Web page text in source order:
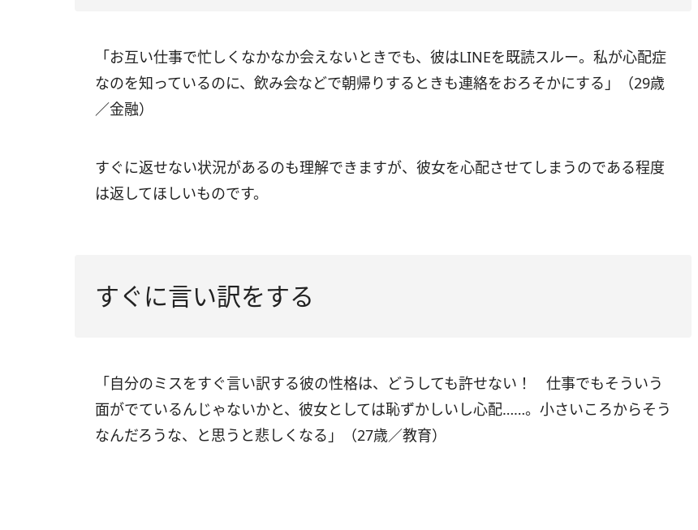
「お互い仕事で忙しくなかなか会えないときでも、彼はLINEを既読スルー。私が心配症
なのを知っているのに、飲み会などで朝帰りするときも連絡をおろそかにする」（29歳
／金融）
すぐに返せない状況があるのも理解できますが、彼女を心配させてしまうのである程度
は返してほしいものです。
すぐに言い訳をする
「自分のミスをすぐ言い訳する彼の性格は、どうしても許せない！ 仕事でもそういう
面がでているんじゃないかと、彼女としては恥ずかしいし心配……。小さいころからそう
なんだろうな、と思うと悲しくなる」（27歳／教育）